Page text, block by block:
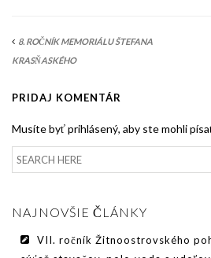
PODMIENKY CHOVNOSTI
CHOVATEĽSKÉ STANICE
OČAKÁVANÉ VRHY NDS V
PUDELPOINTER
ŠTANDARD
8. ROČNÍK MEMORIÁLU ŠTEFANA
KRASŇASKÉHO
PRIDAJ KOMENTÁR
Musíte byť prihlásený, aby ste mohli
NAJNOVŠIE ČLÁNKY
VII. ročník Žitnoostrovského